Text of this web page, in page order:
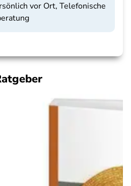
vor Ort, Telefonische